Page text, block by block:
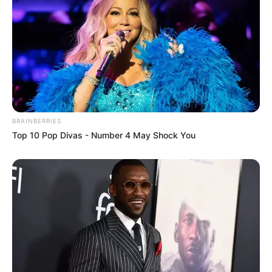
A szomszédok számára Magyar Péter nem csupán
politikai szereplő, hanem egy olyan ember is, akit a
hétköznapi pillanataiból ismernek. Látták már
családi emberként, apaként, sportos életet élő
lakóként, és most azt is látják, hogyan változott
meg körülötte minden azóta, hogy az ország első
számú politikai vezetője lett.
A ház környékén élők számára ez különös helyzet:
egyszerre maradt minden ismerős, és közben
mégis egészen más lett a jelentősége annak, hogy
ki lakik a szomszédban.
Focipálya a kertben és udvarias üdvözlés
A közvetlen szomszédságban élő Éva büszkén
BRAINBERRIES
Top 10 Pop Divas - Number 4 May Shock You